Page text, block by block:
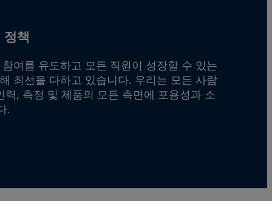
정책
여를 유도하고 모든 직원이 성장할 수 있는
최선을 다하고 있습니다. 우리는 모든 사람
력, 측정 및 제품의 모든 측면에 포용성과 소
.